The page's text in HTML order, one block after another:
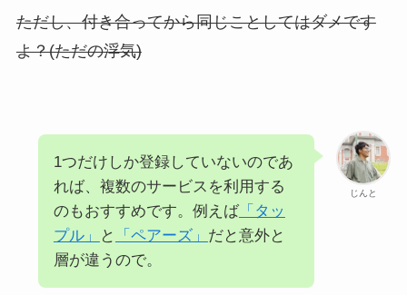
ただし、付き合ってから同じことしてはダメです
よ？(ただの浮気)
じんと
1つだけしか登録していないのであ
れば、複数のサービスを利用する
のもおすすめです。例えば「タッ
プル」
と 「ペアーズ」 だと意外と
層が違うので。